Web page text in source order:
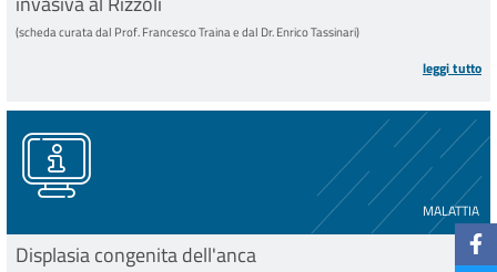
(scheda curata dal Prof. Francesco Traina e dal Dr. Enrico Tassinari)
leggi tutto
MALATTIA
Displasia congenita dell'anca